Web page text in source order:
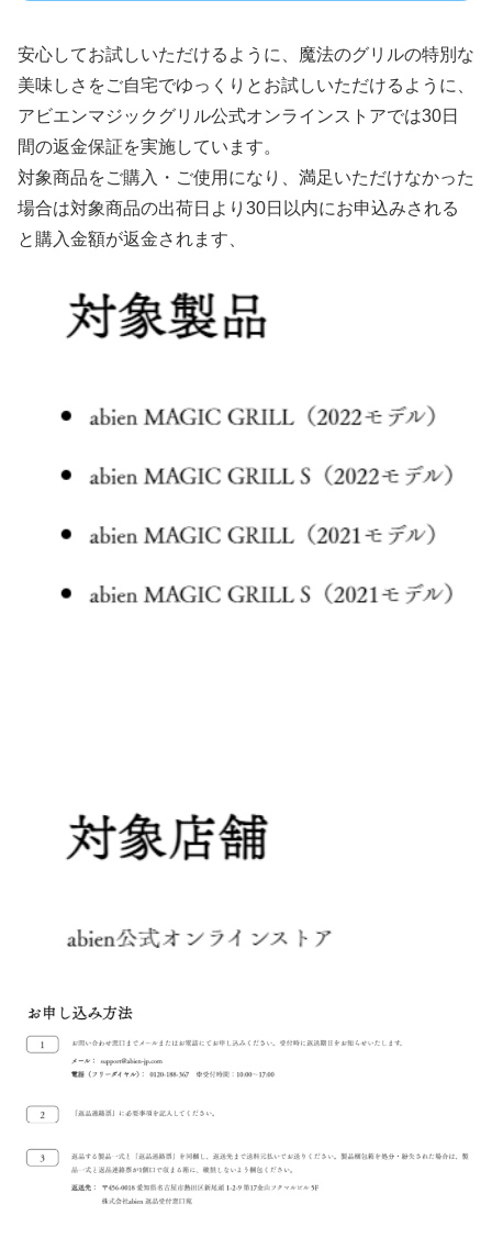
安心してお試しいただけるように、魔法のグリルの特別な
美味しさをご自宅でゆっくりとお試しいただけるように、
アビエンマジックグリル公式オンラインストアでは30日
間の返金保証を実施しています。
対象商品をご購入・ご使用になり、満足いただけなかった
場合は対象商品の出荷日より30日以内にお申込みされる
と購入金額が返金されます、